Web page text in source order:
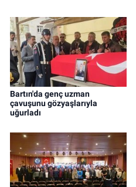
Bartın'da genç uzman
çavuşunu gözyaşlarıyla
uğurladı